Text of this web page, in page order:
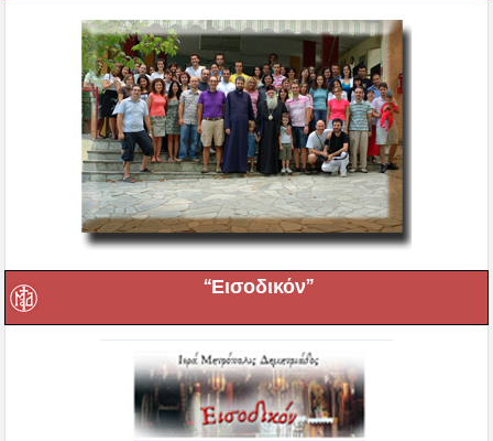
“Εισοδικόν”